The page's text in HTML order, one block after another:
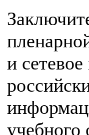
и
учебного